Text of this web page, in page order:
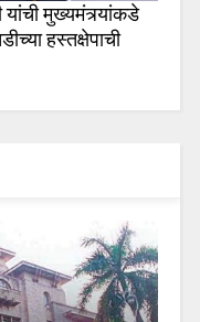
मुख्यमंत्र्यांकडे
हस्तक्षेपाची